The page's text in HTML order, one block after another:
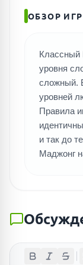
ОБЗОР
Классный
уровня
сложный.
уровней
Правила
и так до
Маджонг